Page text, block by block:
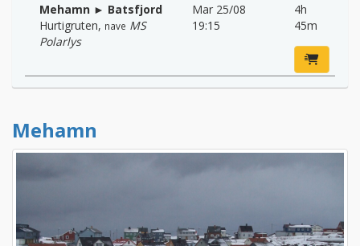
Mehamn ► Batsfjord
Hurtigruten, nave MS
Polarlys
Mar 25/08
19:15
4h
45m
Mehamn